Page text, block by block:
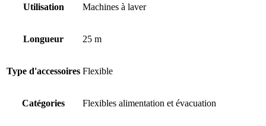
Utilisation Machines à laver
Longueur 25 m
Type d'accessoires Flexible
Catégories Flexibles alimentation et évacuation